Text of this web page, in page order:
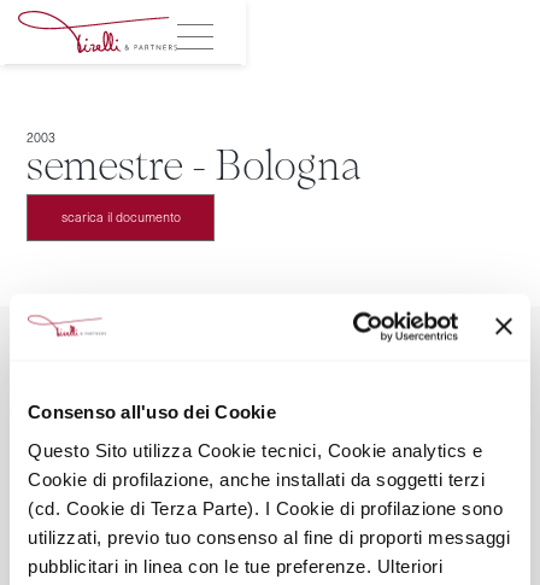
Consenso all'uso dei Cookie
Questo Sito utilizza Cookie tecnici, Cookie analytics e
Cookie di profilazione, anche installati da soggetti terzi
(cd. Cookie di Terza Parte). I Cookie di profilazione sono
utilizzati, previo tuo consenso al fine di proporti messaggi
pubblicitari in linea con le tue preferenze. Ulteriori
2003
semestre - Bologna
scarica il documento
Via Leopardi 2, 20123 Milano
Mail: info@tirelliandpartners.pro
Tel: +39028051673
Seguici sui social
@TIRELLI_PARTNERS